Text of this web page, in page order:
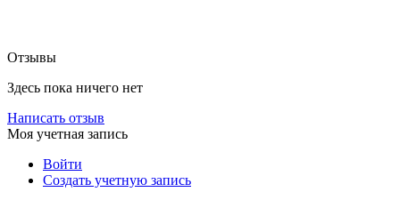
Отзывы
Здесь пока ничего нет
Написать отзыв
Моя учетная запись
Войти
Создать учетную запись